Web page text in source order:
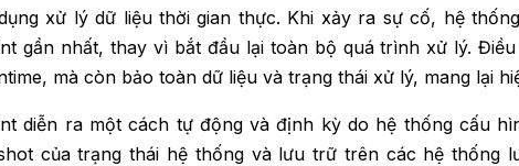
xử lý dữ liệu thời gian thực. Khi xảy ra sự cố, hệ
gần nhất, thay vì bắt đầu lại toàn bộ quá trình xử lý.
mà còn bảo toàn dữ liệu và trạng thái xử lý, mang lại
diễn ra một cách tự động và định kỳ do hệ thống cấu
của trạng thái hệ thống và lưu trữ trên các hệ thống